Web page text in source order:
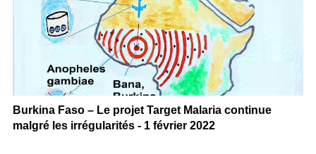
Burkina Faso – Le projet Target Malaria continue
malgré les irrégularités - 1 février 2022